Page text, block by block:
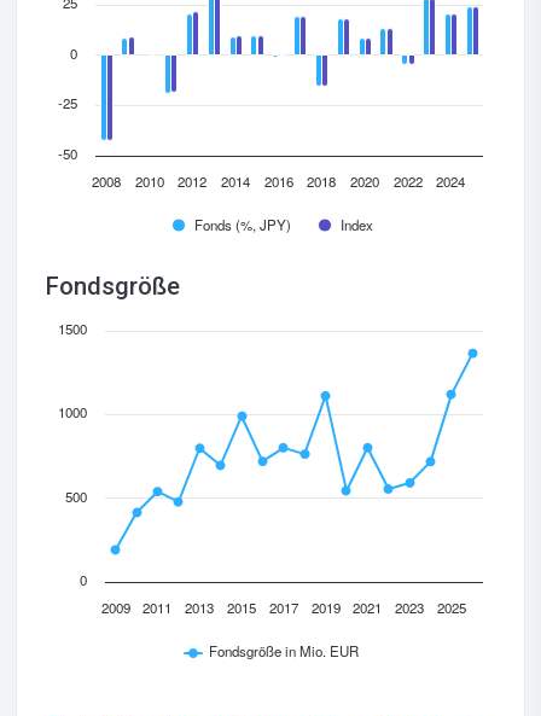
Fonds (%, JPY) Index
2008 2010 2012 2014 2016 2018 2020 2022 2024
-50
-25
0
Fondsgröße
Fondsgröße in Mio. EUR
2009 2011 2013 2015 2017 2019 2021 2023 2025
0
500
1000
1500